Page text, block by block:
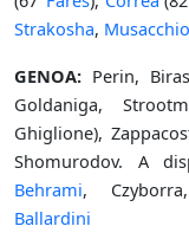
Strakosha, Musacchio
GENOA: Perin,
Goldaniga,
Ghiglione),
Shomurodov. A
Behrami,
Ballardini